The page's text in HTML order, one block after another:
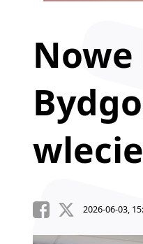
2026-06-03,